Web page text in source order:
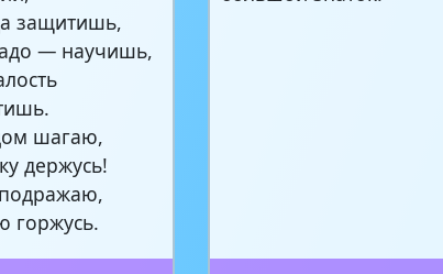
защитишь,
— научишь,
шагаю,
держусь!
горжусь.